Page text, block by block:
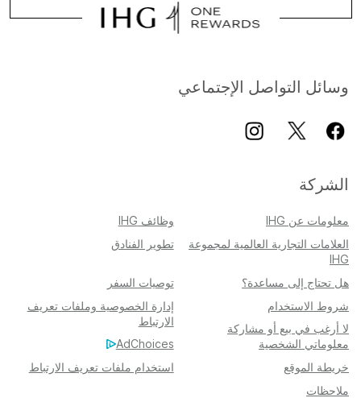
وسائل التواصل الإجتماعي
الشركة
معلومات عن IHG
وظائف IHG
العلامات التجارية العالمية لمجموعة
IHG
تطوير الفنادق
هل تحتاج إلى مساعدة؟
توصيات السفر
شروط الاستخدام
إدارة الخصوصية وملفات تعريف
الارتباط
لا أرغب في بيع أو مشاركة
معلوماتي الشخصية
AdChoices
خريطة الموقع
استخدام ملفات تعريف الارتباط
ملاحظات